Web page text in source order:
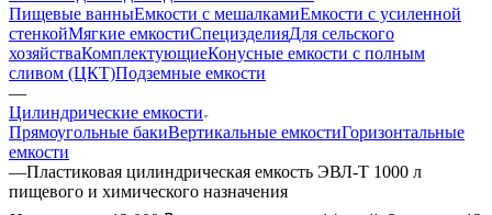
Пищевые ванныЕмкости с мешалкамиЕмкости с усиленной
стенкойМягкие емкостиСпецизделияДля сельского
хозяйстваКомплектующиеКонусные емкости с полным
сливом (ЦКТ)Подземные емкости
—
Цилиндрические емкости
Прямоугольные бакиВертикальные емкостиГоризонтальные
емкости
—Пластиковая цилиндрическая емкость ЭВЛ-Т 1000 л
пищевого и химического назначения